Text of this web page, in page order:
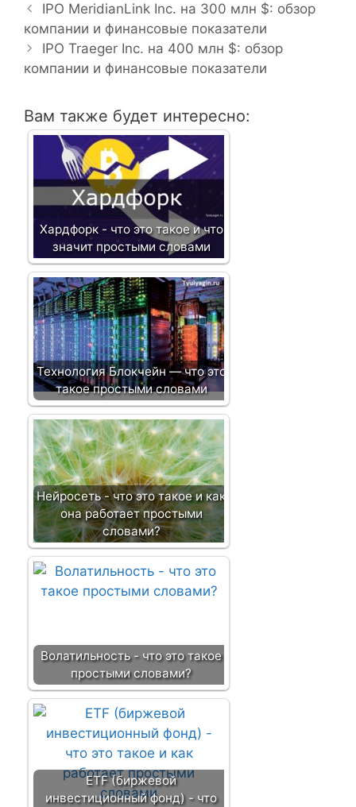
б
р
и
к
а
в
и
г
ц
и
и
IPO MeridianLink Inc. на 300 млн $: обзор
компании и финансовые показатели
IPO Traeger Inc. на 400 млн $: обзор
компании и финансовые показатели
Вам также будет интересно:
Хардфорк - что это такое и что
значит простыми словами
Технология Блокчейн — что это
такое простыми словами
Нейросеть - что это такое и как
она работает простыми
словами?
Волатильность - что это такое
простыми словами?
ETF (биржевой
инвестиционный фонд) - что